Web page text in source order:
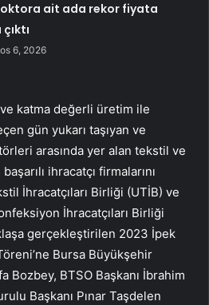
ait ada rekor fiyata
6, 2026
katma değerli üretim ile
gün yukarı taşıyan ve
arasında yer alan tekstil ve
ihracatçı firmalarını
İhracatçıları Birliği (UTİB) ve
İhracatçıları Birliği
gerçekleştirilen 2023 İpek
Bursa Büyükşehir
Bozbey, BTSO Başkanı İbrahim
Başkanı Pınar Taşdelen